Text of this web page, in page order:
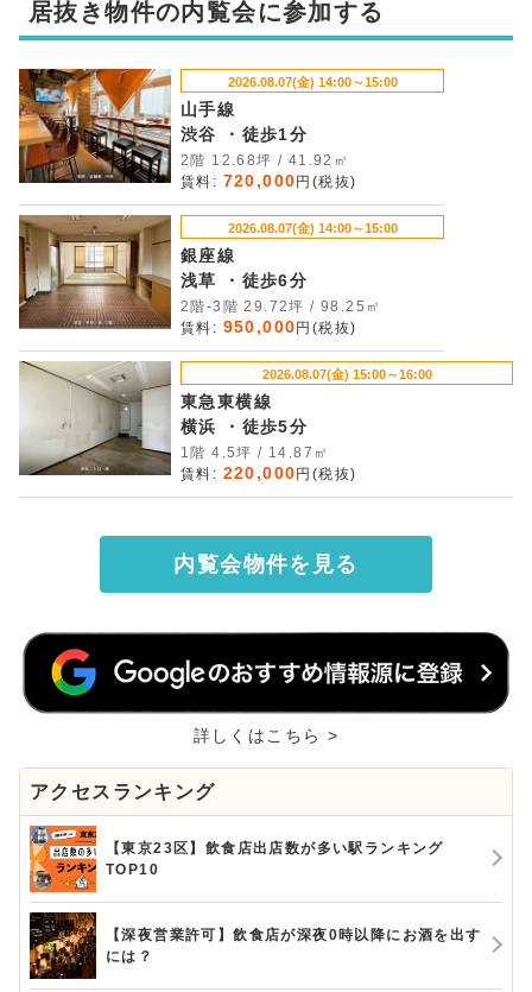
居抜き物件の内覧会に参加する
2026.08.07(金) 14:00～15:00
山手線
渋谷 ・徒歩1分
2階 12.68坪 / 41.92㎡
賃料: 720,000 円(税抜)
2026.08.07(金) 14:00～15:00
銀座線
浅草 ・徒歩6分
2階-3階 29.72坪 / 98.25㎡
賃料: 950,000 円(税抜)
2026.08.07(金) 15:00～16:00
東急東横線
横浜 ・徒歩5分
1階 4.5坪 / 14.87㎡
賃料: 220,000 円(税抜)
内覧会物件を見る
詳しくはこちら >
アクセスランキング
【東京23区】飲食店出店数が多い駅ランキング
TOP10
【深夜営業許可】飲食店が深夜0時以降にお酒を出す
には？